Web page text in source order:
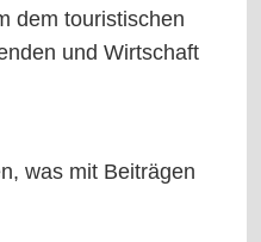
dem touristischen
und Wirtschaft
was mit Beiträgen